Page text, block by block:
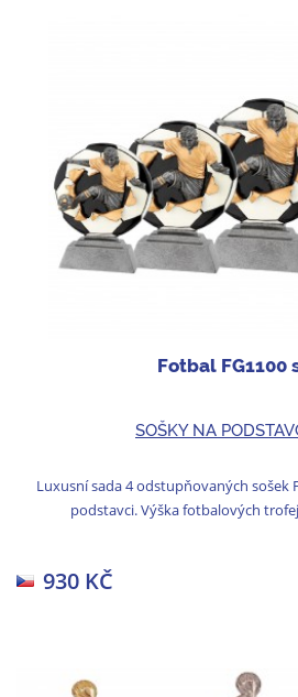
Fotbal FG1100
SOŠKY NA
Luxusní sada 4 odstupňovaných sošek
podstavci. Výška fotbalových
930 KČ